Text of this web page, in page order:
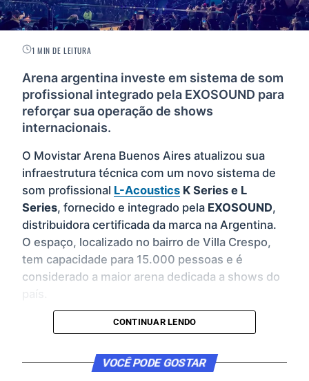
1 MIN DE LEITURA
Arena argentina investe em sistema de som
profissional integrado pela EXOSOUND para
reforçar sua operação de shows
internacionais.
O Movistar Arena Buenos Aires atualizou sua
infraestrutura técnica com um novo sistema de
som profissional L-Acoustics K Series e L
Series, fornecido e integrado pela EXOSOUND,
distribuidora certificada da marca na Argentina.
O espaço, localizado no bairro de Villa Crespo,
tem capacidade para 15.000 pessoas e é
considerado a maior arena dedicada a shows do
Inaugurado em 2019 e administrado pela ASM
principais paradas para turnês internacionais na
América do Sul. Segundo Gustavo Perezlindo,
CONTINUAR LENDO
VOCÊ PODE GOSTAR